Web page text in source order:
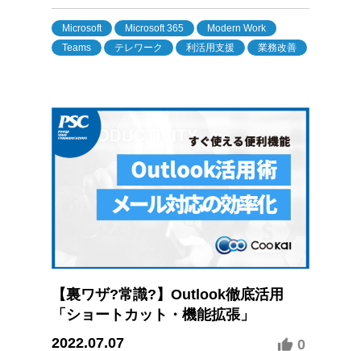
Microsoft Microsoft 365
Modern Work
Teams
テレワーク 利活用支援 業務改善
【裏ワザ?常識?】Outlook徹底活用
「ショートカット・機能拡張」
2022.07.07
0